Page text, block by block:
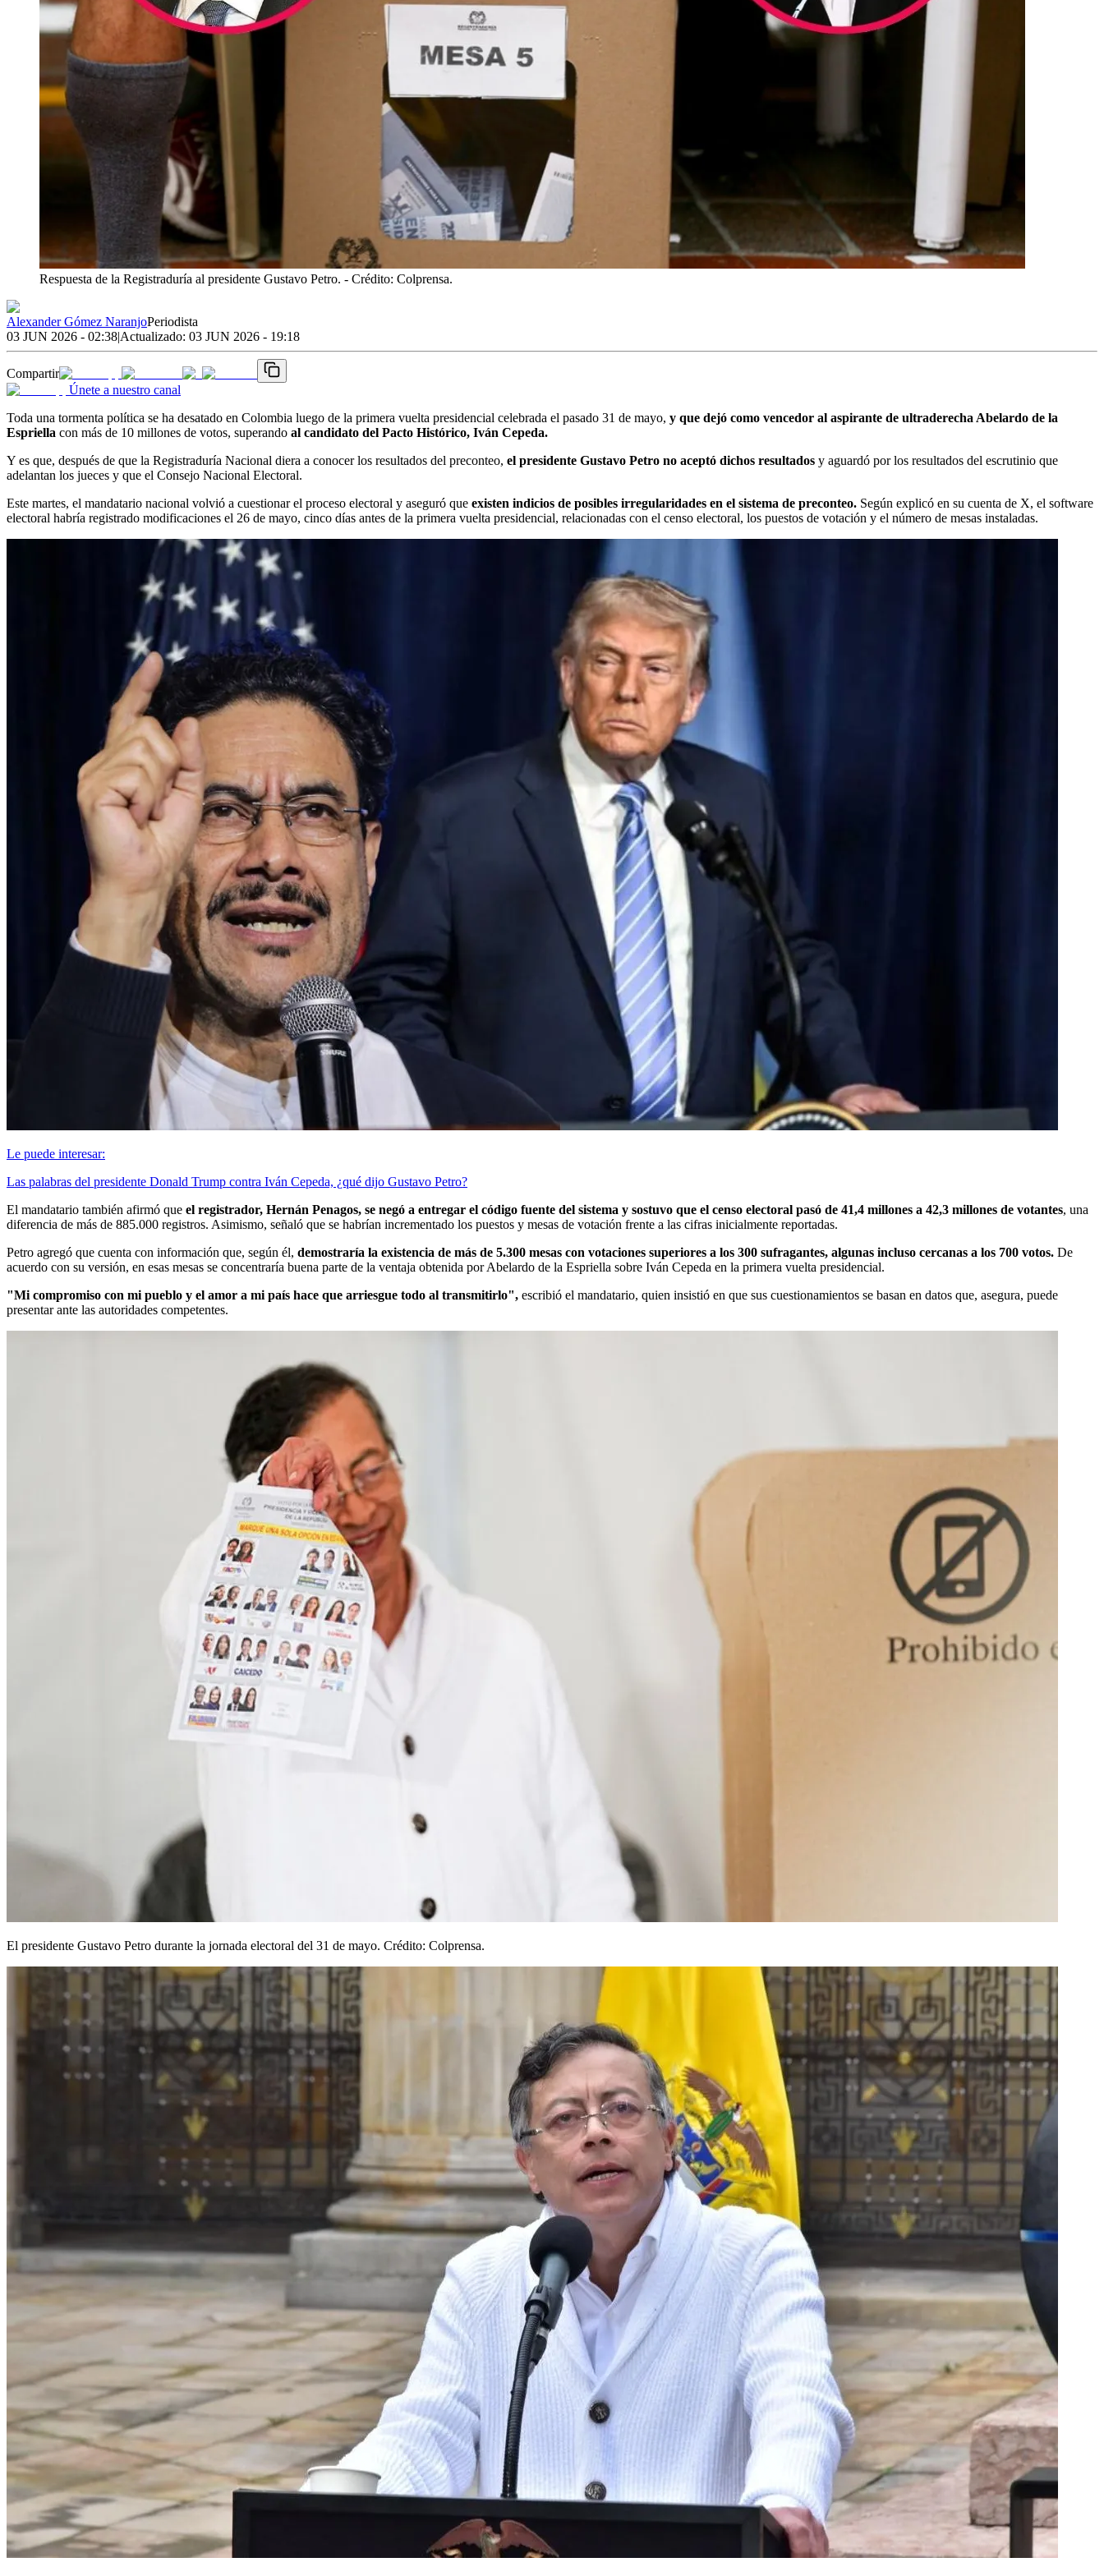
Respuesta de la Registraduría al presidente Gustavo Petro. - Crédito: Colprensa.
Alexander Gómez NaranjoPeriodista
03 JUN 2026 - 02:38|Actualizado: 03 JUN 2026 - 19:18
Compartir
Únete a nuestro canal
Toda una tormenta política se ha desatado en Colombia luego de la primera vuelta presidencial celebrada el pasado 31 de mayo, y que dejó como vencedor al aspirante de ultraderecha Abelardo de la
Espriella con más de 10 millones de votos, superando al candidato del Pacto Histórico, Iván Cepeda.
Y es que, después de que la Registraduría Nacional diera a conocer los resultados del preconteo, el presidente Gustavo Petro no aceptó dichos resultados y aguardó por los resultados del escrutinio que
adelantan los jueces y que el Consejo Nacional Electoral.
Este martes, el mandatario nacional volvió a cuestionar el proceso electoral y aseguró que existen indicios de posibles irregularidades en el sistema de preconteo. Según explicó en su cuenta de X, el software
electoral habría registrado modificaciones el 26 de mayo, cinco días antes de la primera vuelta presidencial, relacionadas con el censo electoral, los puestos de votación y el número de mesas instaladas.
Le puede interesar:
Las palabras del presidente Donald Trump contra Iván Cepeda, ¿qué dijo Gustavo Petro?
El mandatario también afirmó que el registrador, Hernán Penagos, se negó a entregar el código fuente del sistema y sostuvo que el censo electoral pasó de 41,4 millones a 42,3 millones de votantes, una
diferencia de más de 885.000 registros. Asimismo, señaló que se habrían incrementado los puestos y mesas de votación frente a las cifras inicialmente reportadas.
Petro agregó que cuenta con información que, según él, demostraría la existencia de más de 5.300 mesas con votaciones superiores a los 300 sufragantes, algunas incluso cercanas a los 700 votos. De
acuerdo con su versión, en esas mesas se concentraría buena parte de la ventaja obtenida por Abelardo de la Espriella sobre Iván Cepeda en la primera vuelta presidencial.
"Mi compromiso con mi pueblo y el amor a mi país hace que arriesgue todo al transmitirlo", escribió el mandatario, quien insistió en que sus cuestionamientos se basan en datos que, asegura, puede
presentar ante las autoridades competentes.
El presidente Gustavo Petro durante la jornada electoral del 31 de mayo. Crédito: Colprensa.